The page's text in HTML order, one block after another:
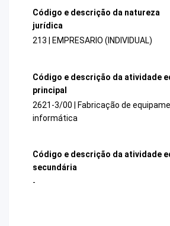
Código e descrição da natureza
jurídica
213 | EMPRESARIO (INDIVIDUAL)
Código e descrição da atividade
principal
2621-3/00 | Fabricação de
informática
Código e descrição da atividade
secundária
-